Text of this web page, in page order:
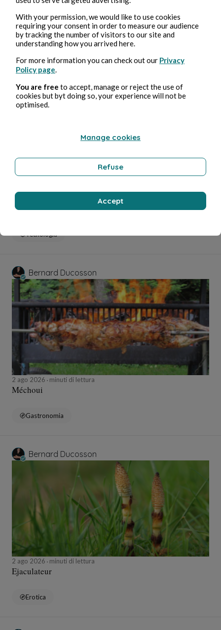
3 ago 20261 minuti di lettura
Affabulateurs
Bernard Ducosson
Sirène
Tecnologia
Bernard Ducosson
2 ago 2026 minuti di lettura
Méchoui
Gastronomia
Bernard Ducosson
2 ago 2026 minuti di lettura
Ejaculateur
Erotica
With your permission, we would like to use cookies
requiring your consent in order to measure our audience
by tracking the number of visitors to our site and
understanding how you arrived here.
For more information you can check out our Privacy
Policy page
You are free to accept, manage or reject the use of
cookies but byt doing so, your experience will not be
optimised.
Manage cookies
Refuse
Accept